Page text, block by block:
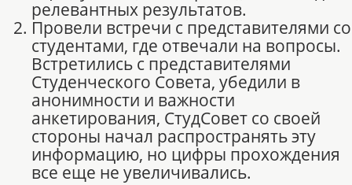
релевантных результатов.
Провели встречи с представителями со
студентами, где отвечали на вопросы.
Встретились с представителями
Студенческого Совета, убедили в
анонимности и важности
анкетирования, СтудСовет со своей
стороны начал распространять эту
информацию, но цифры прохождения
все еще не увеличивались.